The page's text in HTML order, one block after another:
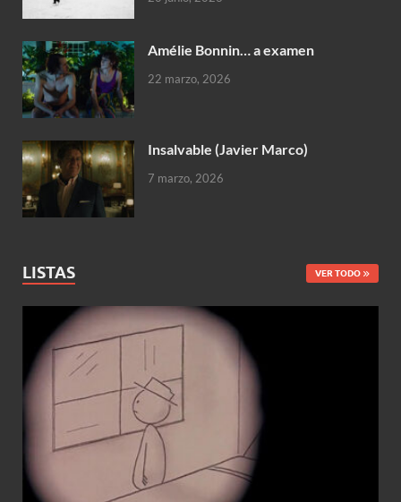
Amélie Bonnin… a examen
22 marzo, 2026
Insalvable (Javier Marco)
7 marzo, 2026
LISTAS VER TODO